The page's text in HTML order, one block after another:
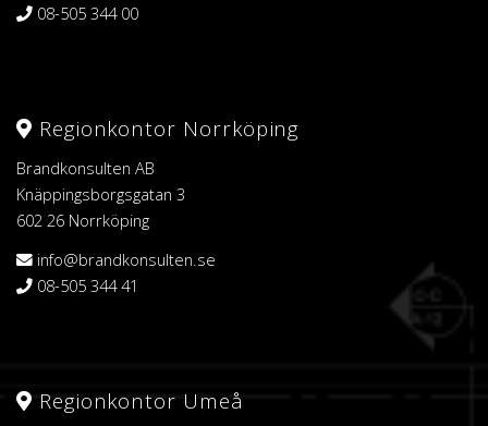
08-505 344 00
Regionkontor Norrköping
Brandkonsulten AB
Knäppingsborgsgatan 3
602 26 Norrköping
info@brandkonsulten.se
08-505 344 41
Regionkontor Umeå